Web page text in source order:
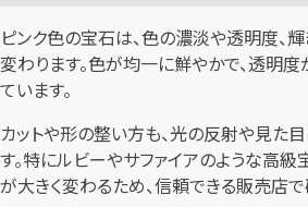
ピンク色の宝石は、色の濃淡や透明度、
変わります。色が均一に鮮やかで、透明
ています。
カットや形の整い方も、光の反射や見た
す。特にルビーやサファイアのような高
が大きく変わるため、信頼できる販売店で